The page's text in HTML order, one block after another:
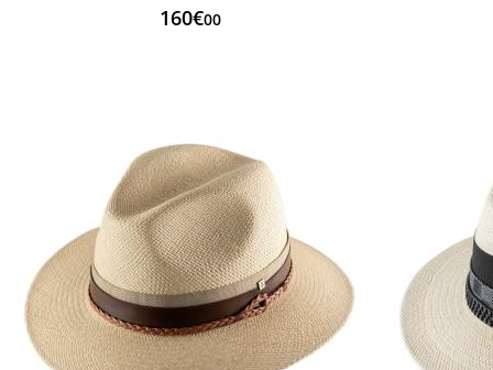
160€00